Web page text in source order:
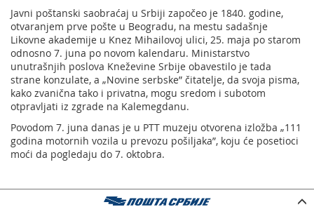
Javni poštanski saobraćaj u Srbiji započeo je 1840. godine,
otvaranjem prve pošte u Beogradu, na mestu sadašnje
Likovne akademije u Knez Mihailovoj ulici, 25. maja po starom
odnosno 7. juna po novom kalendaru. Ministarstvo
unutrašnjih poslova Kneževine Srbije obavestilo je tada
strane konzulate, a „Novine serbske” čitatelje, da svoja pisma,
kako zvanična tako i privatna, mogu sredom i subotom
otpravljati iz zgrade na Kalemegdanu.
Povodom 7. juna danas je u PTT muzeju otvorena izložba „111
godina motornih vozila u prevozu pošiljaka”, koju će posetioci
moći da pogledaju do 7. oktobra.